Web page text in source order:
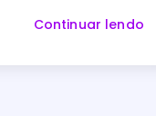
Continuar lendo